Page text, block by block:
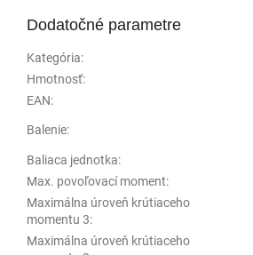
Dodatočné parametre
Kategória:
Hmotnosť:
EAN:
Balenie:
Baliaca jednotka:
Max. povoľovací moment:
Maximálna úroveň krútiaceho
momentu 3:
Maximálna úroveň krútiaceho